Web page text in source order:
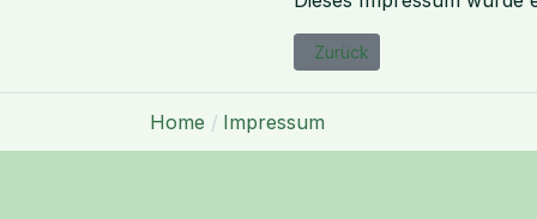
Vorheriger Beitrag:
Zurück
Home Impressum